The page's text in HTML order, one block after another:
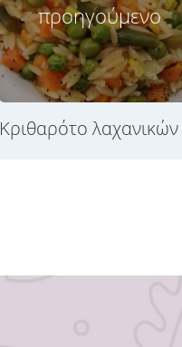
προηγούμενο
Κριθαρότο λαχανικών